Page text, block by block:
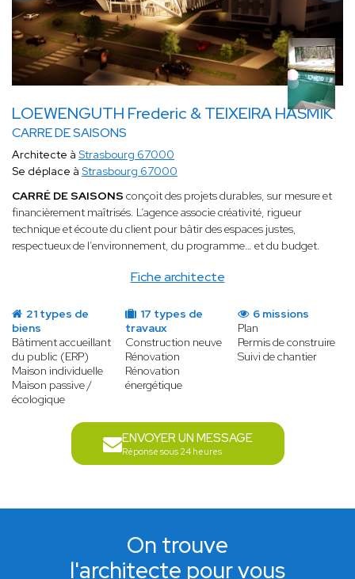
LOEWENGUTH Frederic & TEIXEIRA HASMIK
CARRE DE SAISONS
Fiche architecte
Architecte à Strasbourg 67000
Se déplace à Strasbourg 67000
CARRÉ DE SAISONS conçoit des projets durables, sur mesure et
financièrement maîtrisés. L’agence associe créativité, rigueur
technique et écoute du client pour bâtir des espaces justes,
respectueux de l’environnement, du programme… et du budget.
21 types de
biens
Bâtiment accueillant
du public (ERP)
Maison individuelle
Maison passive /
écologique
17 types de
travaux
Construction neuve
Rénovation
Rénovation
énergétique
6 missions
Plan
Permis de construire
Suivi de chantier
ENVOYER UN MESSAGE
Réponse sous 24 heures
On trouve
l'architecte pour vous